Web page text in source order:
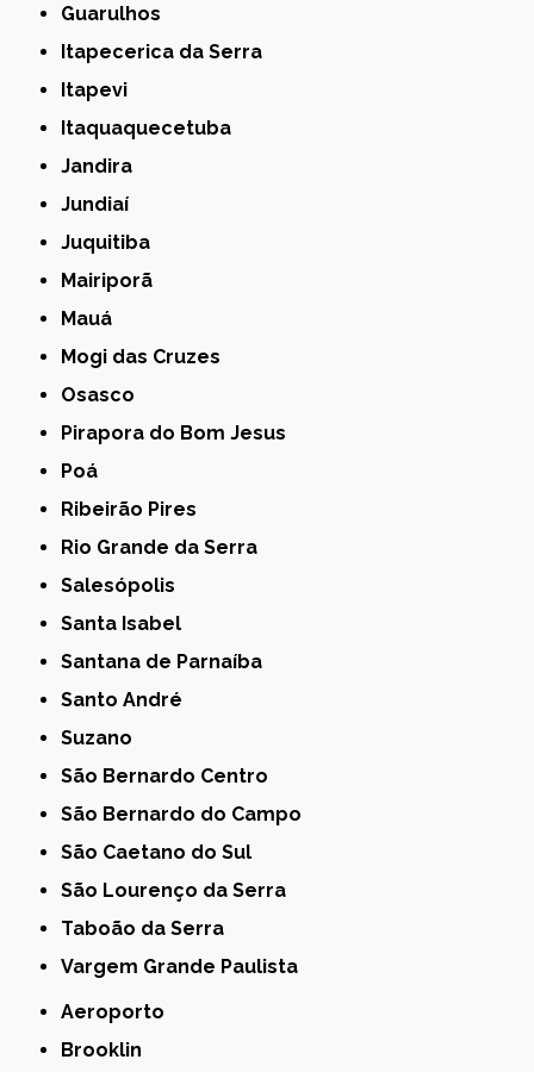
Guarulhos
Itapecerica da Serra
Itapevi
Itaquaquecetuba
Jandira
Jundiaí
Juquitiba
Mairiporã
Mauá
Mogi das Cruzes
Osasco
Pirapora do Bom Jesus
Poá
Ribeirão Pires
Rio Grande da Serra
Salesópolis
Santa Isabel
Santana de Parnaíba
Santo André
Suzano
São Bernardo Centro
São Bernardo do Campo
São Caetano do Sul
São Lourenço da Serra
Taboão da Serra
Vargem Grande Paulista
Aeroporto
Brooklin